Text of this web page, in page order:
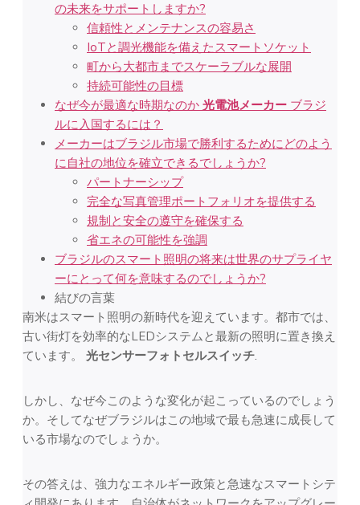
の未来をサポートしますか?
信頼性とメンテナンスの容易さ
IoTと調光機能を備えたスマートソケット
町から大都市までスケーラブルな展開
持続可能性の目標
なぜ今が最適な時期なのか 光電池メーカー ブラジ
ルに入国するには？
メーカーはブラジル市場で勝利するためにどのよう
に自社の地位を確立できるでしょうか?
パートナーシップ
完全な写真管理ポートフォリオを提供する
規制と安全の遵守を確保する
省エネの可能性を強調
ブラジルのスマート照明の将来は世界のサプライヤ
ーにとって何を意味するのでしょうか?
結びの言葉
南米はスマート照明の新時代を迎えています。都市では、
古い街灯を効率的なLEDシステムと最新の照明に置き換え
ています。 光センサーフォトセルスイッチ.
しかし、なぜ今このような変化が起こっているのでしょう
か。そしてなぜブラジルはこの地域で最も急速に成長して
いる市場なのでしょうか。
その答えは、強力なエネルギー政策と急速なスマートシテ